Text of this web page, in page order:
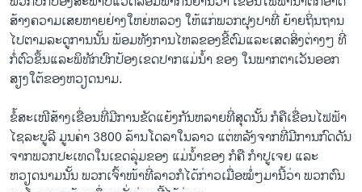
ສ້າງ​ຄວາມ​ເສຍ​ຫາຍ​ຢ່າງໃຫຍ່​ຫລວງ​ ໃຫ້​ແກ່​ພວກ​ຝຸງປາ​ທີ່​ ຍ້າຍຖິ່ນ​ຖານ​
ໄປ​ຕາມ​ລະດູ​ການ​ນັ້ນ ພ້ອມ​ທັງ​ການ​ໄຫລ​ຂອງ​ຂີ້ຕົມ​ແລະ​ເສດ​ສິ່ງ​ຕ່າງໆ ທີ່​
ກໍ່​ຕົວຂຶ້ນ​ແລະ​ພິທັກ​ປົກ​ປ້ອງ​ເຂດ​ປາກ​ແມ່​ນໍ້າ ຂອງ ​ໃນ​ພາກຕາ​ເວັນ​ອອກ
ສຽງ​ໃຕ້​ຂອງ​ຫວຽດນາມ.
ຂໍ້​ສະ​ເໜີສ້າງ​ເຂື່ອນ​ທີ່​ມີ​ການ​ຂັດ​ແຍ້​ງກັນ​ຫລາຍ​ທີ່​ສຸດ​ນັ້ນ​ ກໍ​ຄື​ເຂື່ອນ​ໄຟຟ້າ​
ໄຊ​ລະ​ບູລີ​ ມູນ​ຄ່າ 3800 ​ລ້ານ​ໂດ​ລາໃນ​ລາວ ​ແຕ່​ຫລັງ​ຈາກ​ທີ່​ມີ​ການກົດດັນ
ຈາກ​ພວກ​ປະ​ເທດ​ໃນ​ເຂດ​ລຸ່ມ​ຂອງ ແມ່​ນໍ້າຂອງ ກໍ​ຄື ກໍາປູ​ເຈຍ ​ແລະ
ຫວຽດນາມນັ້ນ ພວກ​ເຈົ້າໜ້າ​ທີ່​ລາວກໍ​ໄດ້ກ່າວ​ເມື່ອ​ໝໍ່ໆ​ມາ​ນີ້​ວ່າ ພວກ​ຕົນ​